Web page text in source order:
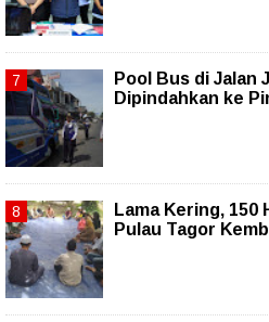
Pool Bus di Jalan
Dipindahkan ke
Lama Kering, 150
Pulau Tagor